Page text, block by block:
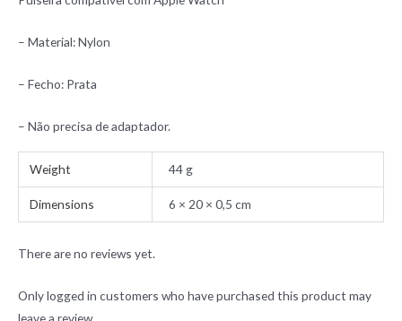
– Material: Nylon
– Fecho: Prata
– Não precisa de adaptador.
Weight 44 g
Dimensions 6 × 20 × 0,5 cm
There are no reviews yet.
Only logged in customers who have purchased this product may
leave a review.